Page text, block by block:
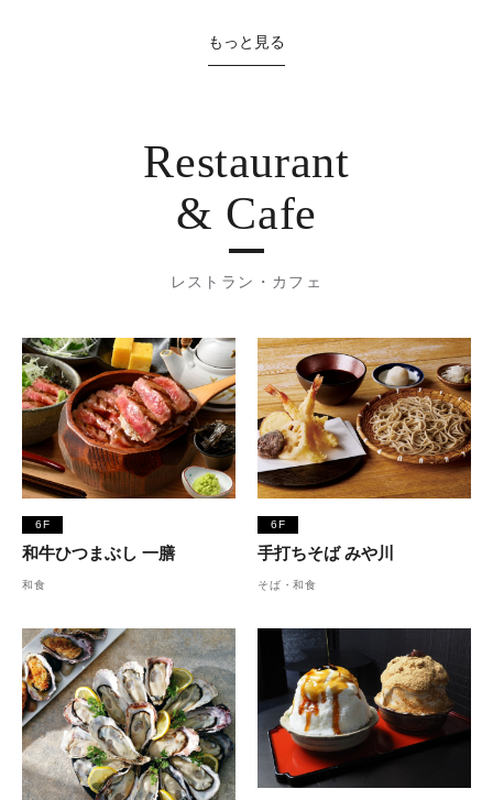
もっと見る
Restaurant
& Cafe
レストラン・カフェ
6F
和牛ひつまぶし 一膳
和食
6F
手打ちそば みや川
そば・和食